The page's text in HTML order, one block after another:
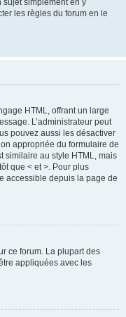
sujet simplement en y
les règles du forum en le
HTML, offrant un large
L’administrateur peut
pouvez aussi les désactiver
appropriée du formulaire de
similaire au style HTML, mais
que < et >. Pour plus
accessible depuis la page de
ce forum. La plupart des
appliquées avec les